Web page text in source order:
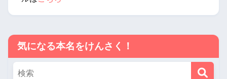
気になる本名をけんさく！